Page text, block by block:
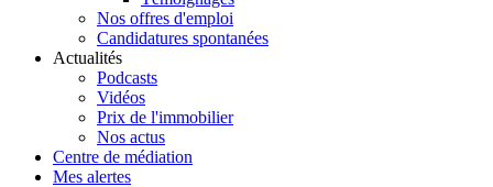
Nos offres d'emploi
Candidatures spontanées
Actualités
Podcasts
Vidéos
Prix de l'immobilier
Nos actus
Centre de médiation
Mes alertes